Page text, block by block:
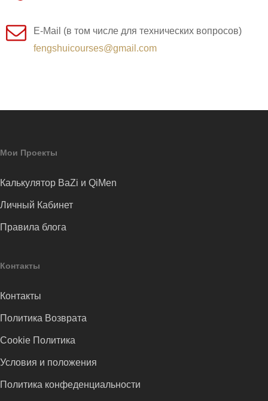
E-Mail (в том числе для технических вопросов)
fengshuicourses@gmail.com
Мои Проекты
Калькулятор BaZi и QiMen
Личный Кабинет
Правила блога
Контакты
Контакты
Политика Возврата
Cookie Политика
Условия и положения
Политика конфеденциальности